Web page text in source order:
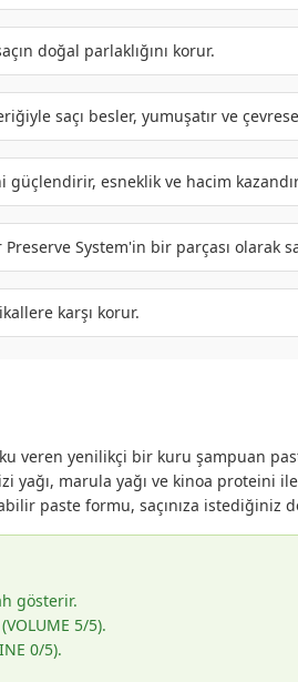
doğal parlaklığını korur.
saçı besler, yumuşatır ve
güçlendirir, esneklik ve hacim
Preserve System'in bir parçası olarak
karşı korur.
veren yenilikçi bir kuru şampuan
yağı, marula yağı ve kinoa
paste formu, saçınıza istediğiniz
gösterir.
5/5).
0/5).